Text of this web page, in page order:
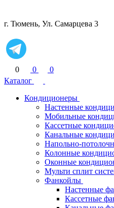
г. Тюмень, Ул. Самарцева 3
0 0
0
Каталог
Кондиционеры
Настенные
Мобильные
Кассетные
Канальные
Напольно-
Колонные
Оконные
Мульти сплит
Фанкойлы
Настенные
Кассетные